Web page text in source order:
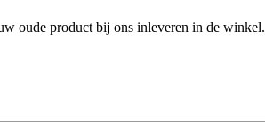
oude product bij ons inleveren in de winkel.